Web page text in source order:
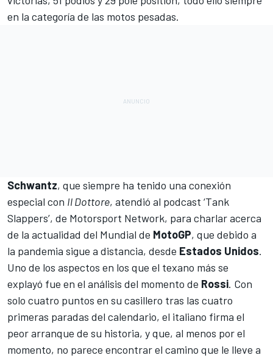
en la categoría de las motos pesadas.
Schwantz, que siempre ha tenido una conexión
especial con Il Dottore, atendió al podcast ‘Tank
Slappers’, de Motorsport Network, para charlar acerca
de la actualidad del Mundial de MotoGP, que debido a
la pandemia sigue a distancia, desde Estados Unidos.
Uno de los aspectos en los que el texano más se
explayó fue en el análisis del momento de Rossi. Con
solo cuatro puntos en su casillero tras las cuatro
primeras paradas del calendario, el italiano firma el
peor arranque de su historia, y que, al menos por el
momento, no parece encontrar el camino que le lleve a